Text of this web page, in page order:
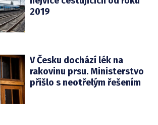
2019
V Česku dochází lék na
rakovinu prsu. Ministerstvo
přišlo s neotřelým řešením